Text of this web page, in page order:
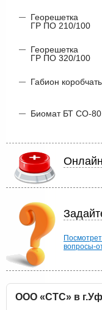
Георешетка
ГР ПО 210/100
Георешетка
ГР ПО 320/100
Габион
Биомат БТ СО-80
вопросы-
ООО «СТС» в